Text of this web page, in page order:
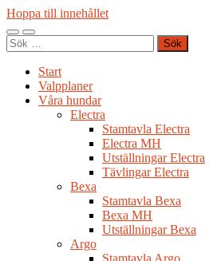
Hoppa till innehållet
Slå
på/av
Slå
på/av
Sök
efter:
Start
Valpplaner
Våra hundar
Electra
Stamtavla Electra
Electra MH
Utställningar Electra
Tävlingar Electra
Bexa
Stamtavla Bexa
Bexa MH
Utställningar Bexa
Argo
Stamtavla Argo